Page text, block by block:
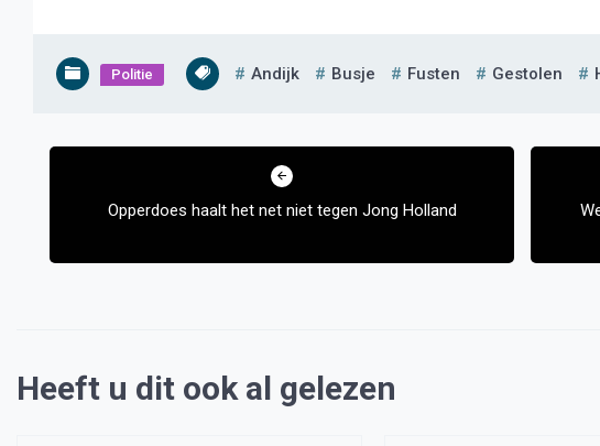
Politie Andijk Busje Fusten Gestolen
Bericht
Opperdoes haalt het net niet tegen Jong Holland
Heeft u dit ook al gelezen